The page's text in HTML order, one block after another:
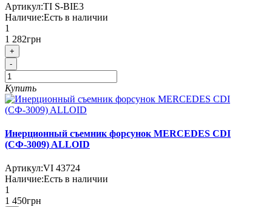
Артикул:TI S-BIE3
Наличие:Есть в наличии
1
1 282грн
+
-
Купить
Инерционный съемник форсунок MERCEDES CDI
(СФ-3009) ALLOID
Артикул:VI 43724
Наличие:Есть в наличии
1
1 450грн